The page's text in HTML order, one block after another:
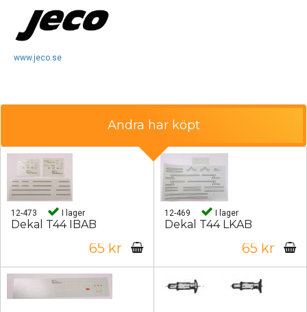
www.jeco.se
Andra har köpt
12-473 I lager
Dekal T44 IBAB
65 kr
12-469 I lager
Dekal T44 LKAB
65 kr